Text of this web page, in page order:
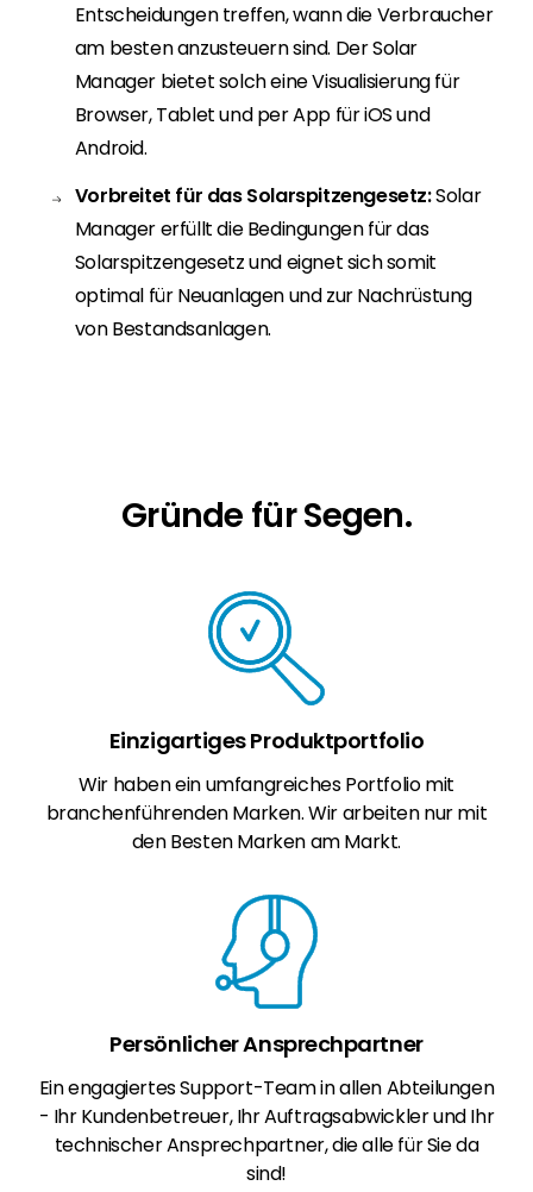
Entscheidungen treffen, wann die Verbraucher
am besten anzusteuern sind. Der Solar
Manager bietet solch eine Visualisierung für
Browser, Tablet und per App für iOS und
Android.
Vorbreitet für das Solarspitzengesetz:Solar
Manager erfüllt die Bedingungen für das
Solarspitzengesetz und eignet sich somit
optimal für Neuanlagen und zur Nachrüstung
von Bestandsanlagen.
Gründe für Segen.
Einzigartiges Produktportfolio
Wir haben ein umfangreiches Portfolio mit
branchenführenden Marken. Wir arbeiten nur mit
den Besten Marken am Markt.
Persönlicher Ansprechpartner
Ein engagiertes Support-Team in allen Abteilungen
- Ihr Kundenbetreuer, Ihr Auftragsabwickler und Ihr
technischer Ansprechpartner, die alle für Sie da
sind!